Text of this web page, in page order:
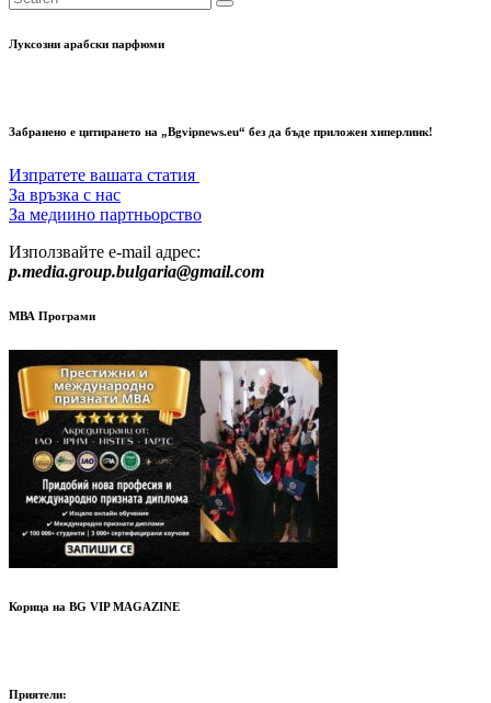
Луксозни арабски парфюми
Забранено е цитирането на „Bgvipnews.eu“ без да бъде приложен хиперлинк!
Изпратете вашата статия
За връзка с нас
За медиино партньорство
Използвайте e-mail адрес:
p.media.group.bulgaria@gmail.com
МВА Програми
Корица на BG VIP MAGAZINE
Приятели: